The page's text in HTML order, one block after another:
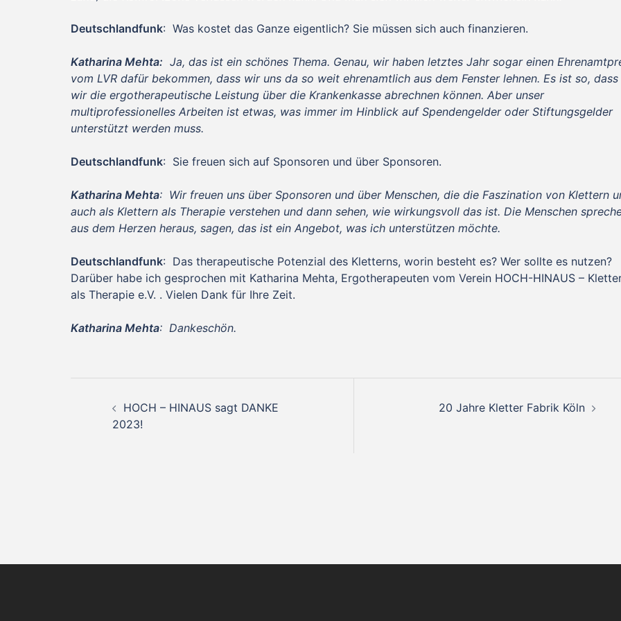
Deutschlandfunk: Was kostet das Ganze eigentlich? Sie müssen sich auch finanzieren.
Katharina Mehta: Ja, das ist ein schönes Thema. Genau, wir haben letztes Jahr sogar einen
vom LVR dafür bekommen, dass wir uns da so weit ehrenamtlich aus dem Fenster lehnen. Es ist so, dass
wir die ergotherapeutische Leistung über die Krankenkasse abrechnen können. Aber unser
multiprofessionelles Arbeiten ist etwas, was immer im Hinblick auf Spendengelder oder Stiftungsgelder
unterstützt werden muss.
Deutschlandfunk: Sie freuen sich auf Sponsoren und über Sponsoren.
Katharina Mehta: Wir freuen uns über Sponsoren und über Menschen, die die Faszination von Klettern
auch als Klettern als Therapie verstehen und dann sehen, wie wirkungsvoll das ist. Die Menschen
aus dem Herzen heraus, sagen, das ist ein Angebot, was ich unterstützen möchte.
Deutschlandfunk: Das therapeutische Potenzial des Kletterns, worin besteht es? Wer sollte es nutzen?
Darüber habe ich gesprochen mit Katharina Mehta, Ergotherapeuten vom Verein HOCH-HINAUS –
als Therapie e.V. . Vielen Dank für Ihre Zeit.
Katharina Mehta: Dankeschön.
HOCH – HINAUS sagt DANKE
2023!
20 Jahre Kletter Fabrik Köln